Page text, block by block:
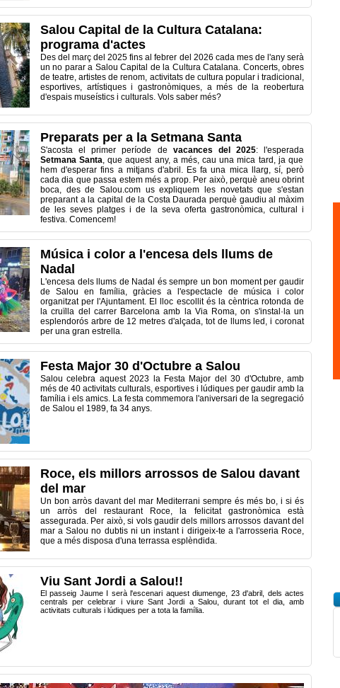
Salou Capital de la Cultura Catalana:
programa d'actes
Des del març del 2025 fins al febrer del 2026 cada mes de l'any serà
un no parar a Salou Capital de la Cultura Catalana. Concerts, obres
de teatre, artistes de renom, activitats de cultura popular i tradicional,
esportives, artístiques i gastronòmiques, a més de la reobertura
d'espais museístics i culturals. Vols saber més?
Preparats per a la Setmana Santa
S'acosta el primer període de vacances del 2025: l'esperada
Setmana Santa, que aquest any, a més, cau una mica tard, ja que
hem d'esperar fins a mitjans d'abril. Es fa una mica llarg, sí, però
cada dia que passa estem més a prop. Per això, perquè aneu obrint
boca, des de Salou.com us expliquem les novetats que s'estan
preparant a la capital de la Costa Daurada perquè gaudiu al màxim
de les seves platges i de la seva oferta gastronòmica, cultural i
festiva. Comencem!
Música i color a l'encesa dels llums de
Nadal
L'encesa dels llums de Nadal és sempre un bon moment per gaudir
de Salou en família, gràcies a l'espectacle de música i color
organitzat per l'Ajuntament. El lloc escollit és la cèntrica rotonda de
la cruïlla del carrer Barcelona amb la Via Roma, on s'instal·la un
esplendorós arbre de 12 metres d'alçada, tot de llums led, i coronat
per una gran estrella.
Festa Major 30 d'Octubre a Salou
Salou celebra aquest 2023 la Festa Major del 30 d'Octubre, amb
més de 40 activitats culturals, esportives i lúdiques per gaudir amb la
família i els amics. La festa commemora l'aniversari de la segregació
de Salou el 1989, fa 34 anys.
Roce, els millors arrossos de Salou davant
del mar
Un bon arròs davant del mar Mediterrani sempre és més bo, i si és
un arròs del restaurant Roce, la felicitat gastronòmica està
assegurada. Per això, si vols gaudir dels millors arrossos davant del
mar a Salou no dubtis ni un instant i dirigeix-te a l'arrosseria Roce,
que a més disposa d'una terrassa esplèndida.
Viu Sant Jordi a Salou!!
El passeig Jaume I serà l'escenari aquest diumenge, 23 d'abril, dels actes
centrals per celebrar i viure Sant Jordi a Salou, durant tot el dia, amb
activitats culturals i lúdiques per a tota la família.